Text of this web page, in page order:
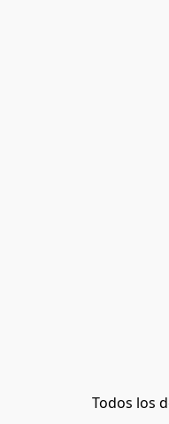
Todos los